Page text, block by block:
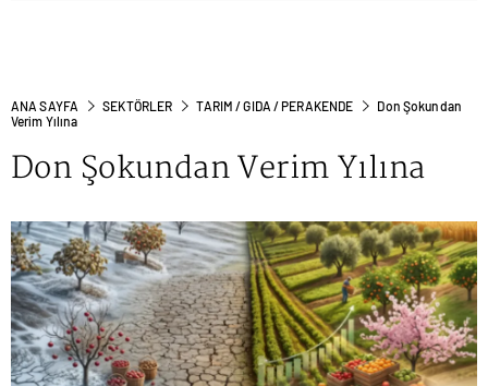
ANA SAYFA SEKTÖRLER TARIM / GIDA / PERAKENDE
Don Şokundan
Verim Yılına
Don Şokundan Verim Yılına